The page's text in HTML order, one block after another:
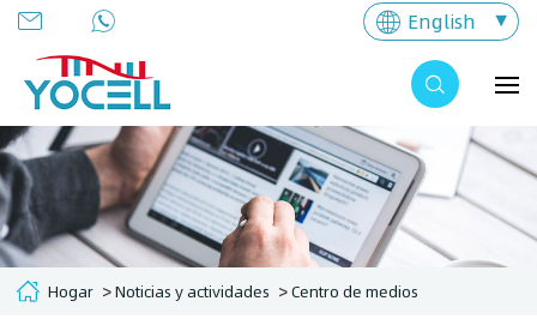
English
Hogar Noticias y actividades Centro de medios